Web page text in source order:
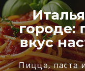
городе:
вкус
Пицца, паста